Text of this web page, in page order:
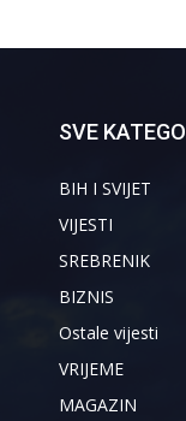
SVE
BIH I SVIJET
VIJESTI
SREBRENIK
BIZNIS
Ostale vijesti
VRIJEME
MAGAZIN